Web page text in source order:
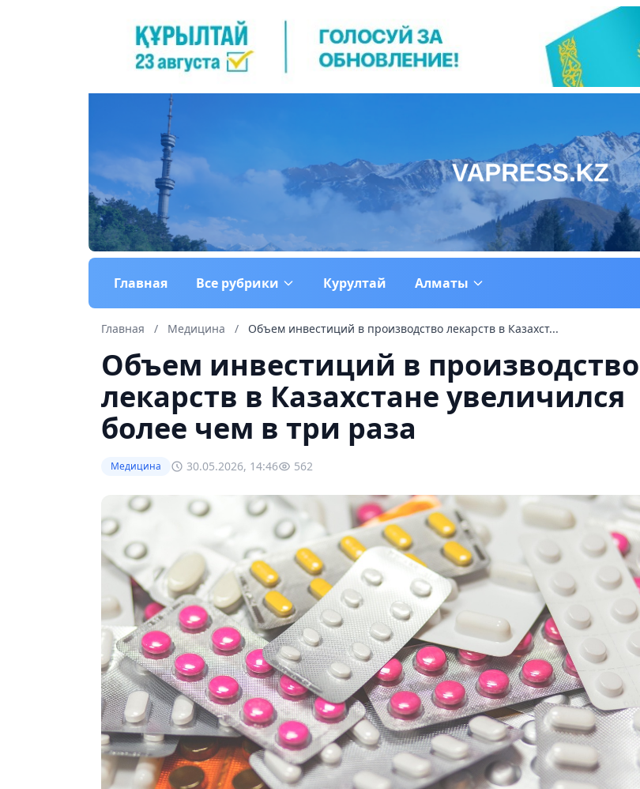
Главная Все рубрики Курултай Алматы
Главная / Медицина / Объем инвестиций в производство лекарств в Казахст...
Объем инвестиций в производство
лекарств в Казахстане увеличился
более чем в три раза
Медицина 30.05.2026, 14:46 562